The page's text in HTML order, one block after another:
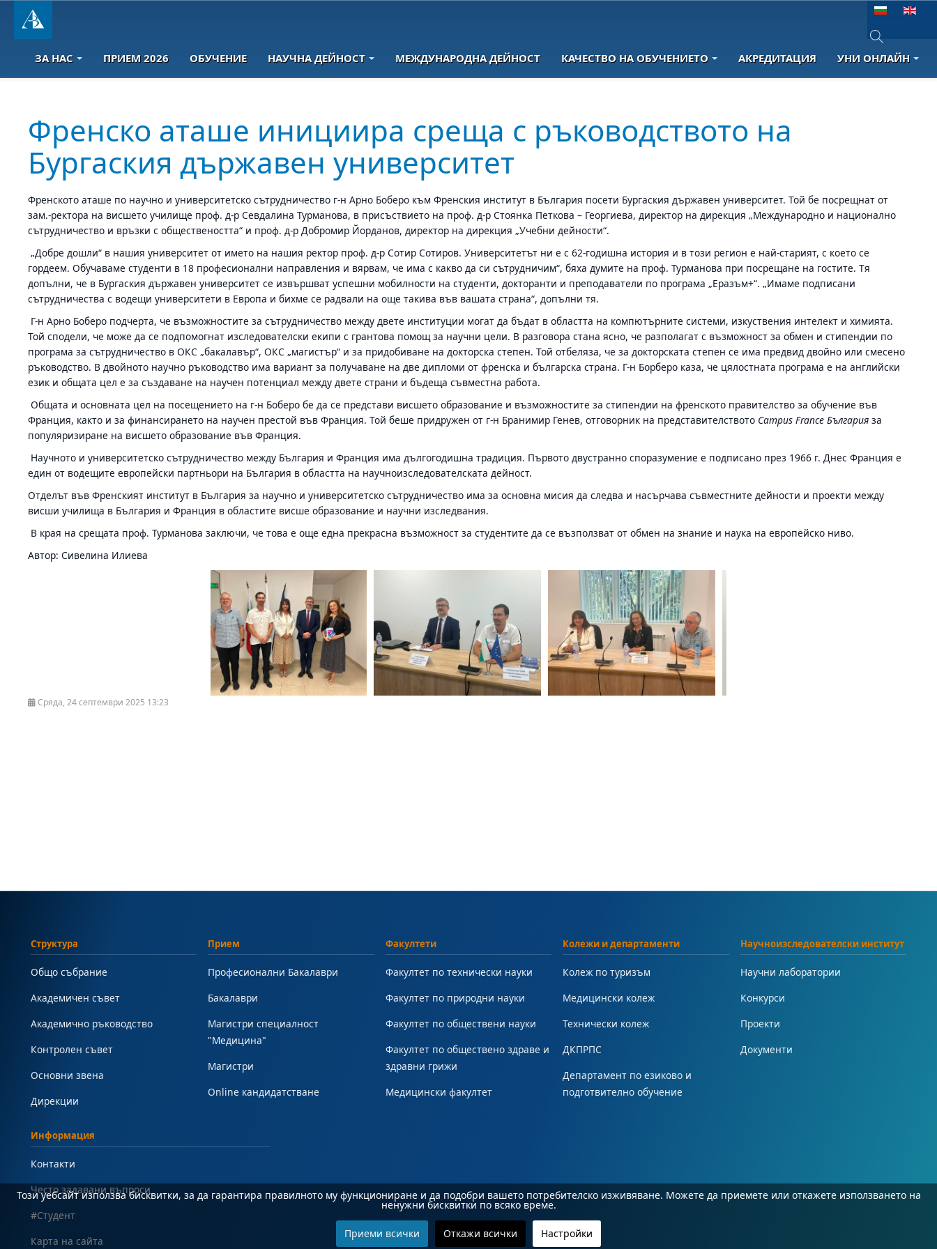
Изберете език
Type 2 or
ЗА НАС ПРИЕМ 2026 ОБУЧЕНИЕ НАУЧНА ДЕЙНОСТ МЕЖДУНАРОДНА ДЕЙНОСТ КАЧЕСТВО НА ОБУЧЕНИЕТО АКРЕДИТАЦИЯ УНИ ОНЛАЙН
Френско аташе инициира среща с ръководството на
Бургаския държавен университет
Френското аташе по научно и университетско сътрудничество г-н Арно Боберо към Френския институт в България посети Бургаския държавен университет. Той бе посрещнат от
зам.-ректора на висшето училище проф. д-р Севдалина Турманова, в присъствието на проф. д-р Стоянка Петкова – Георгиева, директор на дирекция „Международно и национално
сътрудничество и връзки с обществеността“ и проф. д-р Добромир Йорданов, директор на дирекция „Учебни дейности“.
„Добре дошли“ в нашия университет от името на нашия ректор проф. д-р Сотир Сотиров. Университетът ни е с 62-годишна история и в този регион е най-старият, с което се
гордеем. Обучаваме студенти в 18 професионални направления и вярвам, че има с какво да си сътрудничим“, бяха думите на проф. Турманова при посрещане на гостите. Тя
допълни, че в Бургаския държавен университет се извършват успешни мобилности на студенти, докторанти и преподаватели по програма „Еразъм+“. „Имаме подписани
сътрудничества с водещи университети в Европа и бихме се радвали на още такива във вашата страна“, допълни тя.
Г-н Арно Боберо подчерта, че възможностите за сътрудничество между двете институции могат да бъдат в областта на компютърните системи, изкуствения интелект и химията.
Той сподели, че може да се подпомогнат изследователски екипи с грантова помощ за научни цели. В разговора стана ясно, че разполагат с възможност за обмен и стипендии по
програма за сътрудничество в ОКС „бакалавър“, ОКС „магистър“ и за придобиване на докторска степен. Той отбеляза, че за докторската степен се има предвид двойно или смесено
ръководство. В двойното научно ръководство има вариант за получаване на две дипломи от френска и българска страна. Г-н Борберо каза, че цялостната програма е на английски
език и общата цел е за създаване на научен потенциал между двете страни и бъдеща съвместна работа.
Общата и основната цел на посещението на г-н Боберо бе да се представи висшето образование и възможностите за стипендии на френското правителство за обучение във
Франция, както и за финансирането на научен престой във Франция. Той беше придружен от г-н Бранимир Генев, отговорник на представителството Campus France България за
популяризиране на висшето образование във Франция.
Научното и университетско сътрудничество между България и Франция има дългогодишна традиция. Първото двустранно споразумение е подписано през 1966 г. Днес Франция е
един от водещите европейски партньори на България в областта на научноизследователската дейност.
Отделът във Френският институт в България за научно и университетско сътрудничество има за основна мисия да следва и насърчава съвместните дейности и проекти между
висши училища в България и Франция в областите висше образование и научни изследвания.
В края на срещата проф. Турманова заключи, че това е още една прекрасна възможност за студентите да се възползват от обмен на знание и наука на европейско ниво.
Автор: Сивелина Илиева
Сряда, 24 септември 2025 13:23
Структура
Общо събрание
Академичен съвет
Академично ръководство
Контролен съвет
Основни звена
Дирекции
Прием
Професионални Бакалаври
Бакалаври
Магистри специалност
"Медицина"
Магистри
Online кандидатстване
Факултети
Факултет по технически науки
Факултет по природни науки
Факултет по обществени науки
Факултет по обществено здраве и
здравни грижи
Медицински факултет
Колежи и департаменти
Колеж по туризъм
Медицински колеж
Технически колеж
ДКПРПС
Департамент по езиково и
подготвително обучение
Научноизследователски институт
Научни лаборатории
Конкурси
Проекти
Документи
Информация
Контакти
Често задавани въпроси
#Студент
Карта на сайта
Този уебсайт използва бисквитки, за да гарантира правилното му функциониране и да подобри вашето потребителско изживяване. Можете да приемете или откажете използването на
ненужни бисквитки по всяко време.
Приеми всички Откажи всички Настройки